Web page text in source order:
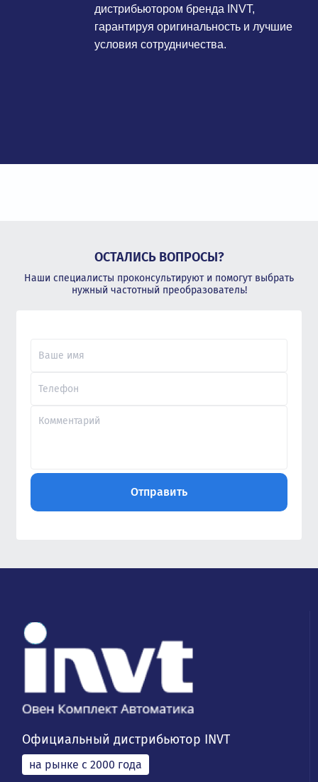
дистрибьютором бренда INVT,
гарантируя оригинальность и лучшие
условия сотрудничества.
ОСТАЛИСЬ ВОПРОСЫ?
Наши специалисты проконсультируют и помогут выбрать
нужный частотный преобразователь!
Официальный дистрибьютор INVT
на рынке с 2000 года